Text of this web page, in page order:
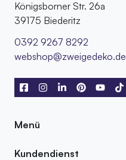
Königsborner Str. 26a
39175 Biederitz
0392 9267 8292
webshop@zweigedeko.de
Menü
Kundendienst